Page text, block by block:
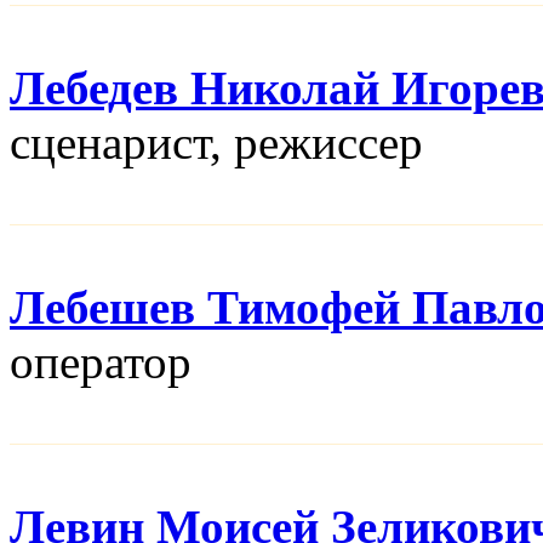
Лебедев Николай
сценарист, режисcер
Лебешев Тимофей
оператор
Левин Моисей